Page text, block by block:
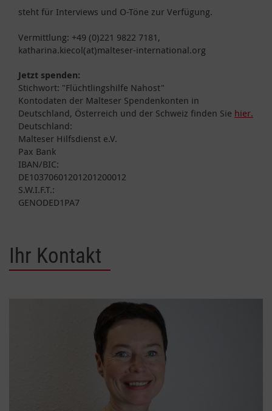
steht für Interviews und O-Töne zur Verfügung.
Vermittlung: +49 (0)221 9822 7181,
katharina.kiecol(at)malteser-international.org
Jetzt spenden:
Stichwort: "Flüchtlingshilfe Nahost"
Kontodaten der Malteser Spendenkonten in
Deutschland, Österreich und der Schweiz finden Sie hier.
Deutschland:
Malteser Hilfsdienst e.V.
Pax Bank
IBAN/BIC:
DE10370601201201200012
S.W.I.F.T.:
GENODED1PA7
Ihr Kontakt